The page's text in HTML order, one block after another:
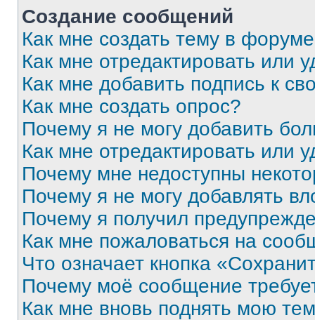
Создание сообщений
Как мне создать тему в
Как мне отредактировать или
Как мне добавить подпись к
Как мне создать опрос?
Почему я не могу добавить
Как мне отредактировать или
Почему мне недоступны
Почему я не могу добавлять
Почему я получил
Как мне пожаловаться на
Что означает кнопка
Почему моё сообщение
Как мне вновь поднять мою